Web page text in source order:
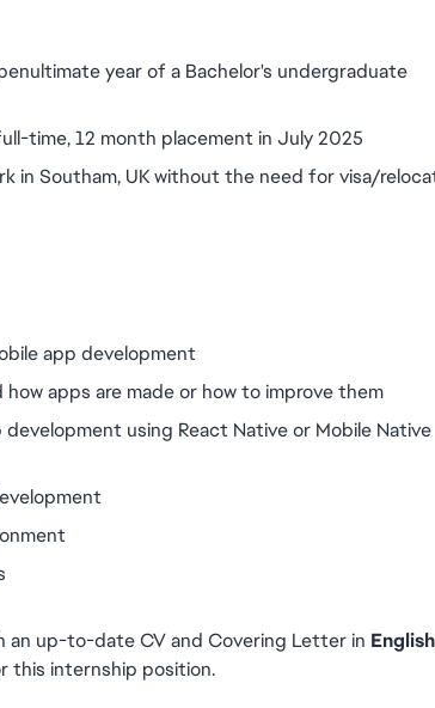
year of a Bachelor's undergraduate
time, 12 month placement in July 2025
in Southam, UK without the need for visa/
app development
apps are made or how to improve them
using React Native or Mobile Native
an up-to-date CV and Covering Letter in English
this internship position.